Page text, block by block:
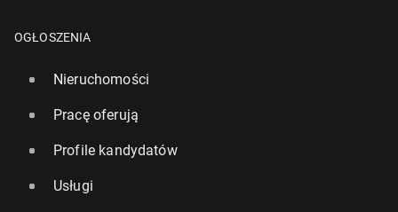
OGŁOSZENIA
Nieruchomości
Pracę oferują
Profile kandydatów
Usługi